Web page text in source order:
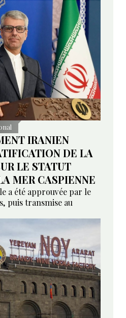
IRANIEN
DE LA
LE STATUT
MER CASPIENNE
a été approuvée par le
puis transmise au